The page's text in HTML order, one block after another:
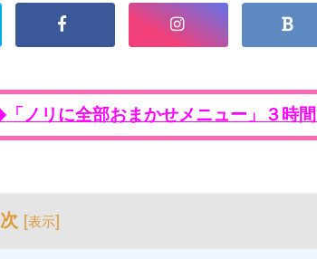
「ノリに全部おまかせメニュー」３時
[表示]